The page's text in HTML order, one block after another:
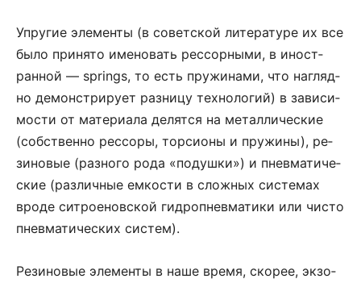
Уп­ру­гие эле­мен­ты (в со­вет­ской ли­те­ра­ту­ре их все
бы­ло при­ня­то име­но­вать рессорными, в ино­ст­
ран­ной — springs, то есть пру­жи­на­ми, что на­гляд­
но де­мон­ст­ри­ру­ет раз­ни­цу тех­но­ло­гий) в за­ви­си­
мо­с­ти от ма­те­ри­а­ла де­лят­ся на ме­тал­ли­че­с­кие
(собствен­но рес­со­ры, тор­си­о­ны и пру­жи­ны), ре­
зи­но­вые (раз­но­го ро­да «по­душ­ки») и пнев­ма­ти­че­
с­кие (раз­лич­ные ем­ко­с­ти в слож­ных си­с­те­мах
вро­де си­т­ро­е­нов­ской гидропнев­ма­ти­ки или чи­с­то
пнев­ма­ти­че­с­ких си­с­тем).
Ре­зи­но­вые эле­мен­ты в на­ше вре­мя, ско­рее, эк­зо­